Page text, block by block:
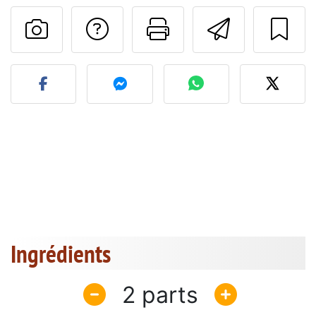
Imprimer
Poser une
Publier votre photo de
Ingrédients
2